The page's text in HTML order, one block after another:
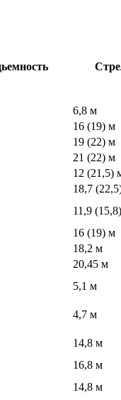
6,8 м
16 (19) м
19 (22) м
21 (22) м
12 (21,5)
18,7
11,9
16 (19) м
18,2 м
20,45 м
5,1 м
4,7 м
14,8 м
16,8 м
14,8 м